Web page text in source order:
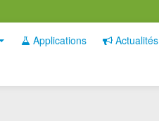
Applications Actualités